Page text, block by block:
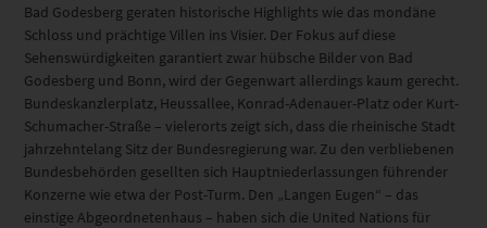
Bad Godesberg geraten historische Highlights wie das mondäne
Schloss und prächtige Villen ins Visier. Der Fokus auf diese
Sehenswürdigkeiten garantiert zwar hübsche Bilder von Bad
Godesberg und Bonn, wird der Gegenwart allerdings kaum gerecht.
Bundeskanzlerplatz, Heussallee, Konrad-Adenauer-Platz oder Kurt-
Schumacher-Straße – vielerorts zeigt sich, dass die rheinische Stadt
jahrzehntelang Sitz der Bundesregierung war. Zu den verbliebenen
Bundesbehörden gesellten sich Hauptniederlassungen führender
Konzerne wie etwa der Post-Turm. Den „Langen Eugen“ – das
einstige Abgeordnetenhaus – haben sich die United Nations für